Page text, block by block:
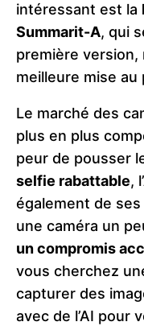
intéressant est la
Summarit-A, qui
première
meilleure mise
Le marché des
plus en plus
peur de pousser
selfie rabattable,
également de ses
une caméra un
un compromis
vous cherchez
capturer des
avec de l’AI pour